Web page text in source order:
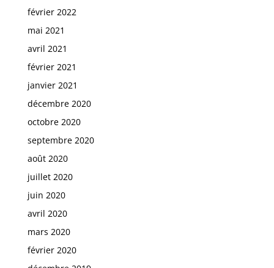
février 2022
mai 2021
avril 2021
février 2021
janvier 2021
décembre 2020
octobre 2020
septembre 2020
août 2020
juillet 2020
juin 2020
avril 2020
mars 2020
février 2020